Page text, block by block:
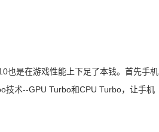
也是在游戏性能上下足了本钱。首先手机
技术--GPU Turbo和CPU Turbo，让手机